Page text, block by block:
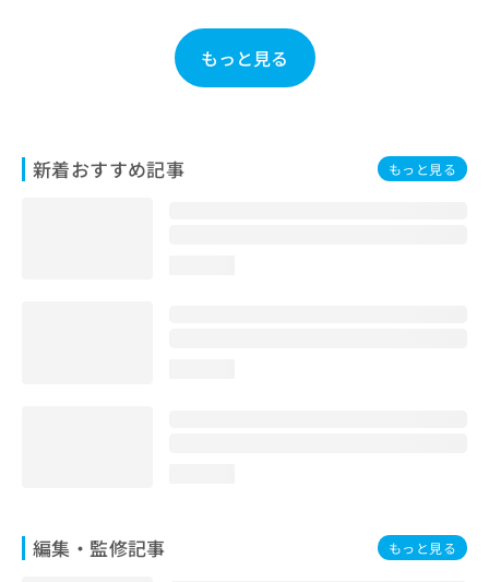
もっと見る
新着おすすめ記事 もっと見る
編集・監修記事 もっと見る
こ